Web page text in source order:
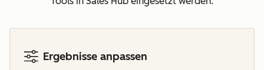
Ergebnisse anpassen